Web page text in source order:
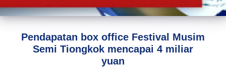
Pendapatan box office Festival Musim
Semi Tiongkok mencapai 4 miliar
yuan